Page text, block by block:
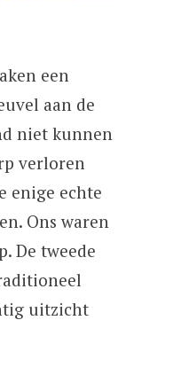
een
aan de
niet kunnen
verloren
enige echte
Ons waren
De tweede
uitzicht